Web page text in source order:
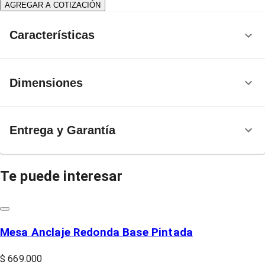
AGREGAR A COTIZACIÓN
Características
Dimensiones
Entrega y Garantía
Te puede interesar
Mesa Anclaje Redonda Base Pintada
$ 669.000